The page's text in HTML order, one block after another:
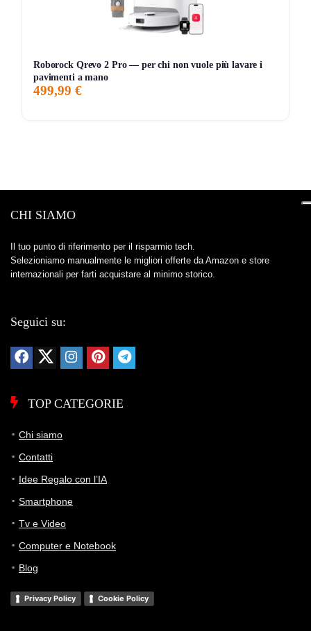
Roborock Qrevo 2 Pro — per chi non vuole più lavare i
pavimenti a mano
499,99 €
CHI SIAMO
Il tuo punto di riferimento per il risparmio tech.
Selezioniamo manualmente le migliori offerte da Amazon e store
internazionali per farti acquistare al minimo storico.
Seguici su:
TOP CATEGORIE
Chi siamo
Contatti
Idee Regalo con l’IA
Smartphone
Tv e Video
Computer e Notebook
Blog
Privacy Policy Cookie Policy